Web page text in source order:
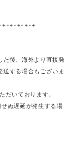
+-+-+-+
た後、海外より直接発
する場合もございま
だいております。
ぬ遅延が発生する場